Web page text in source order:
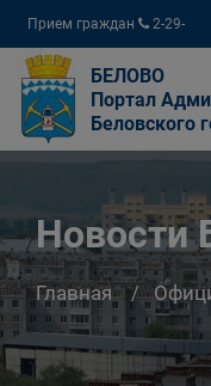
Прием граждан
2-29-
04
БЕЛОВО
Портал
Беловского
Новости
Главная